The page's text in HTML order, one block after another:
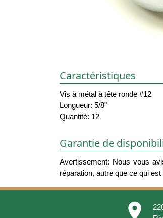
Caractéristiques
Vis à métal à tête ronde #12
Longueur: 5/8"
Quantité: 12
Garantie de
Avertissement: Nous vous
réparation, autre que ce qui est
place